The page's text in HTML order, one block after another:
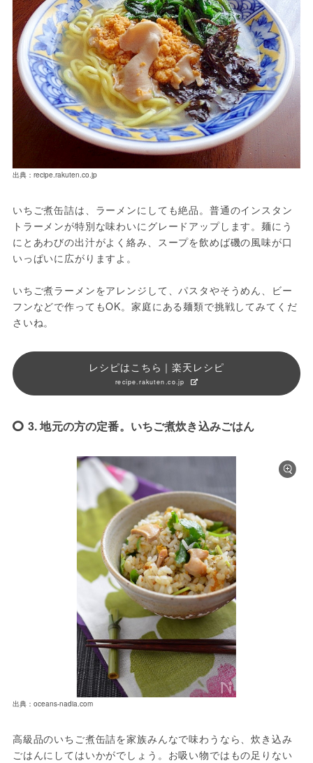
出典：recipe.rakuten.co.jp
いちご煮缶詰は、ラーメンにしても絶品。普通のインスタン
トラーメンが特別な味わいにグレードアップします。麺にう
にとあわびの出汁がよく絡み、スープを飲めば磯の風味が口
いっぱいに広がりますよ。
いちご煮ラーメンをアレンジして、パスタやそうめん、ビー
フンなどで作ってもOK。家庭にある麺類で挑戦してみてくだ
さいね。
レシピはこちら｜楽天レシピ
recipe.rakuten.co.jp
3. 地元の方の定番。いちご煮炊き込みごはん
出典：oceans-nadia.com
高級品のいちご煮缶詰を家族みんなで味わうなら、炊き込み
ごはんにしてはいかがでしょう。お吸い物ではもの足りない